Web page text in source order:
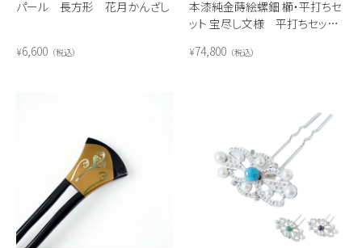
パール 長方形 花月かんざし
¥6,600 税込
本漆純金蒔絵螺鈿 櫛・平打ちセ
ット 宝尽し文様 平打ちセット
¥74,800 税込